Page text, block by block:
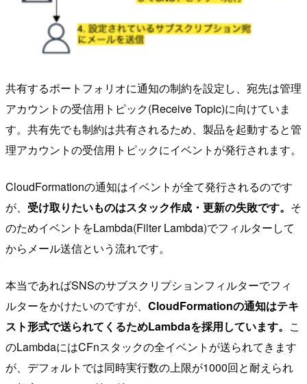
共有するポートフォリオに通知の制約を設定し、宛先は管理
アカウントの受信用トピック(Receive Topic)に向けていま
す。共有先でも制約は共有されるため、製品を起動すると管
理アカウントの受信用トピックにイベントが発行されます。
CloudFormationの通知はイベントが全て発行されるのです
が、 受け取りたいものはスタック作成・更新の失敗です。 そ
のためイベントをLambda(Filter Lambda)でフィルターして
からメール送信という流れです。
本当であればSNSのサブスクリプションフィルターでフィ
ルターをかけたいのですが、 CloudFormationの通知はテキ
スト形式で送られてくるためLambdaを採用しています。 こ
のLambdaにはCFnスタックの全イベントが送られてきます
が、デフォルトでは同時実行数の上限が1000回と耐えられ